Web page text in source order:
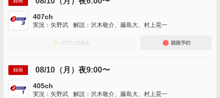
407ch
実況：矢野武 解説：沢木敬介、藤島大、村上晃一
録画 08/10（月）夜9:00〜
405ch
実況：矢野武 解説：沢木敬介、藤島大、村上晃一